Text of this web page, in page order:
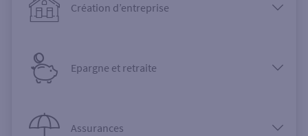
Création d’entreprise
Epargne et retraite
Assurances